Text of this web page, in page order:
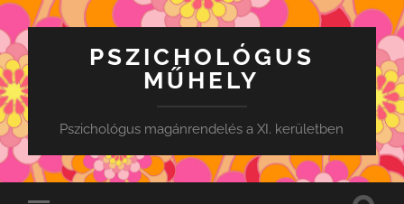
PSZICHOLÓGUS
MŰHELY
Pszichológus magánrendelés a XI. kerületben